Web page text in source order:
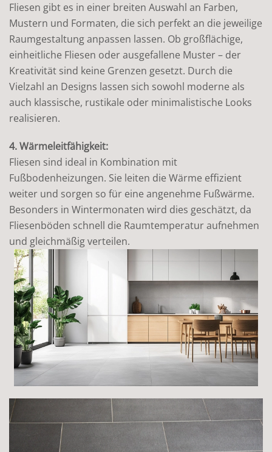
Fliesen gibt es in einer breiten Auswahl an Farben,
Mustern und Formaten, die sich perfekt an die jeweilige
Raumgestaltung anpassen lassen. Ob großflächige,
einheitliche Fliesen oder ausgefallene Muster – der
Kreativität sind keine Grenzen gesetzt. Durch die
Vielzahl an Designs lassen sich sowohl moderne als
auch klassische, rustikale oder minimalistische Looks
realisieren.
4. Wärmeleitfähigkeit:
Fliesen sind ideal in Kombination mit
Fußbodenheizungen. Sie leiten die Wärme effizient
weiter und sorgen so für eine angenehme Fußwärme.
Besonders in Wintermonaten wird dies geschätzt, da
Fliesenböden schnell die Raumtemperatur aufnehmen
und gleichmäßig verteilen.